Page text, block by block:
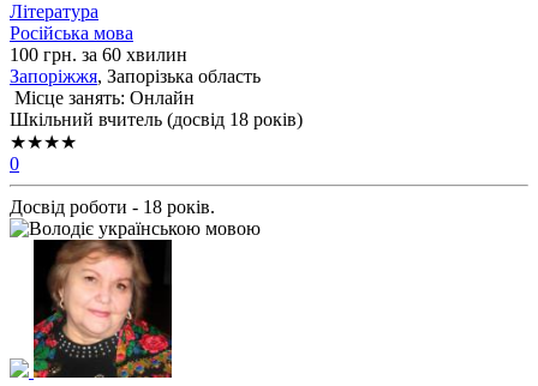
Література
Російська мова
100 грн. за 60 хвилин
Запоріжжя, Запорізька область
Місце занять: Онлайн
Шкільний вчитель (досвід 18 років)
★★★★
0
Досвід роботи - 18 років.